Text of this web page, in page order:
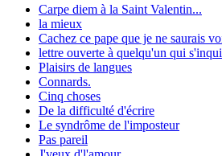
Carpe diem à la Saint Valentin...
la mieux
Cachez ce pape que je ne saurais
lettre ouverte à quelqu'un qui
Plaisirs de langues
Connards.
Cinq choses
De la difficulté d'écrire
Le syndrôme de l'imposteur
Pas pareil